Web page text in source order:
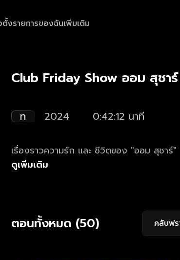
ตั้งรายการของฉันเพิ่มเติม
Club Friday Show ออม สุชาร์
ท 2024 0:42:12 นาที
เรื่องราวความรัก และ ชีวิตของ "ออม สุชาร์"
ดูเพิ่มเติม
ตอนทั้งหมด (50) คลับฟ